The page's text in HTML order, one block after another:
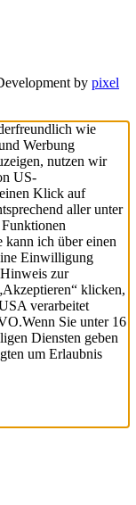
by pixel
wie
Werbung
nutzen wir
US-
Klick auf
aller unter
kann ich über einen
Einwilligung
Hinweis zur
klicken,
verarbeitet
Wenn Sie unter 16
Diensten geben
um Erlaubnis